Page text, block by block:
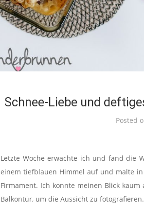
Schnee-Liebe und
Posted
Letzte Woche erwachte ich und fand die
einem tiefblauen Himmel auf und malte
Firmament. Ich konnte meinen Blick
Balkontür, um die Aussicht zu